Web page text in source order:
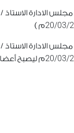
الادارة
20/03/م )
الادارة
20/03/م ليصبح